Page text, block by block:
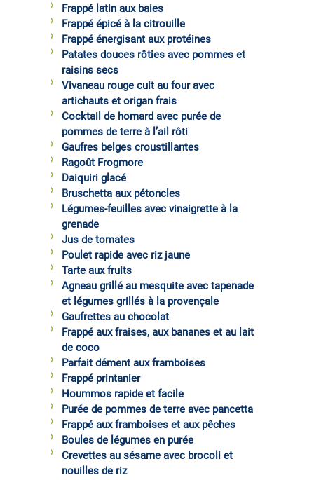
Frappé latin aux baies
Frappé épicé à la citrouille
Frappé énergisant aux protéines
Patates douces rôties avec pommes et
raisins secs
Vivaneau rouge cuit au four avec
artichauts et origan frais
Cocktail de homard avec purée de
pommes de terre à l’ail rôti
Gaufres belges croustillantes
Ragoût Frogmore
Daiquiri glacé
Bruschetta aux pétoncles
Légumes-feuilles avec vinaigrette à la
grenade
Jus de tomates
Poulet rapide avec riz jaune
Tarte aux fruits
Agneau grillé au mesquite avec tapenade
et légumes grillés à la provençale
Gaufrettes au chocolat
Frappé aux fraises, aux bananes et au lait
de coco
Parfait dément aux framboises
Frappé printanier
Hoummos rapide et facile
Purée de pommes de terre avec pancetta
Frappé aux framboises et aux pêches
Boules de légumes en purée
Crevettes au sésame avec brocoli et
nouilles de riz